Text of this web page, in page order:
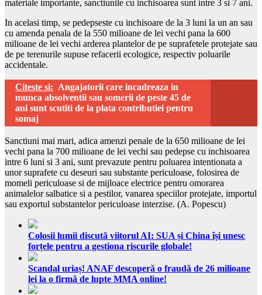
materiale importante, sanctiunile cu inchisoarea sunt intre 3 si 7 ani.
In acelasi timp, se pedepseste cu inchisoare de la 3 luni la un an sau
cu amenda penala de la 550 milioane de lei vechi pana la 600
milioane de lei vechi arderea plantelor de pe suprafetele protejate sau
de pe terenurile supuse refacerii ecologice, respectiv poluarile
accidentale.
Citeste si: Angajatorii care incadreaza in
munca absolventii sau somerii de peste 45 de
ani sunt scutiti de la plata contributiei pentru
somaj
Sanctiuni mai mari, adica amenzi penale de la 650 milioane de lei
vechi pana la 700 milioane de lei vechi sau pedepse cu inchisoarea
intre 6 luni si 3 ani, sunt prevazute pentru poluarea intentionata a
unor suprafete cu deseuri sau substante periculoase, folosirea de
momeli periculoase si de mijloace electrice pentru omorarea
animalelor salbatice si a pestilor, vanarea speciilor protejate, importul
sau exportul substantelor periculoase interzise. (A. Popescu)
Colosii lumii discută viitorul AI: SUA și China își unesc
forțele pentru a gestiona riscurile globale!
Scandal uriaș! ANAF descoperă o fraudă de 26 milioane
lei la o firmă de lupte MMA online!